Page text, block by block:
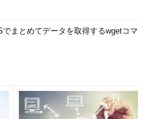
でまとめてデータを取得するwgetコマ